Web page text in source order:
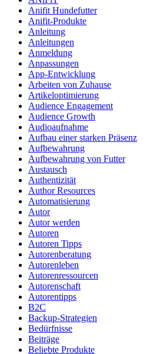
Anifit Hundefutter
Anifit-Produkte
Anleitung
Anleitungen
Anmeldung
Anpassungen
App-Entwicklung
Arbeiten von Zuhause
Artikeloptimierung
Audience Engagement
Audience Growth
Audioaufnahme
Aufbau einer starken Präsenz
Aufbewahrung
Aufbewahrung von Futter
Austausch
Authentizität
Author Resources
Automatisierung
Autor
Autor werden
Autoren
Autoren Tipps
Autorenberatung
Autorenleben
Autorenressourcen
Autorenschaft
Autorentipps
B2C
Backup-Strategien
Bedürfnisse
Beiträge
Beliebte Produkte